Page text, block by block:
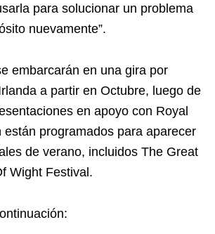
para solucionar un problema
nuevamente”.
embarcarán en una gira por
a partir en Octubre, luego de
en apoyo con Royal
están programados para aparecer
de verano, incluidos The Great
Wight Festival.